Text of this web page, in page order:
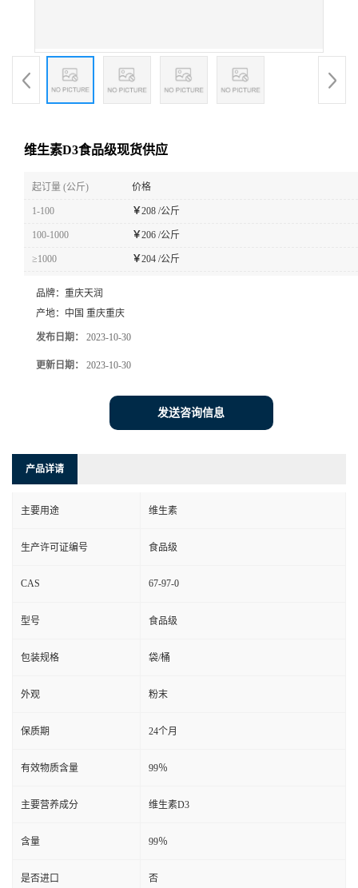
维生素D3食品级现货供应
起订量 (公斤) 价格
1-100 ￥208 /公斤
100-1000 ￥206 /公斤
≥1000 ￥204 /公斤
品牌： 重庆天润
产地： 中国 重庆重庆
发布日期： 2023-10-30
更新日期： 2023-10-30
发送咨询信息
产品详请
主要用途 维生素
生产许可证编号 食品级
CAS 67-97-0
型号 食品级
包装规格 袋/桶
外观 粉末
保质期 24个月
有效物质含量 99％
主要营养成分 维生素D3
含量 99％
是否进口 否